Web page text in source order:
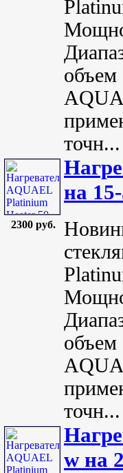
объем
точн...
2300 руб.
на
объем
точн...
w на